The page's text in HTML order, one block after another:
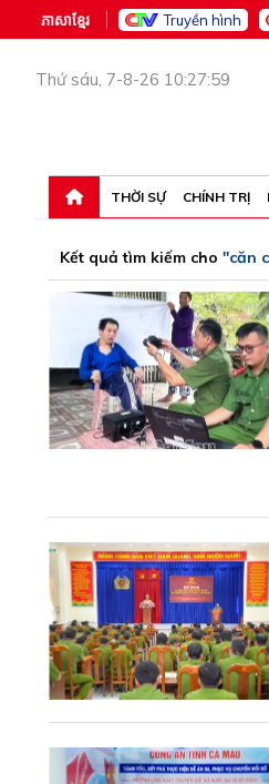
ភាសាខ្មែរ Truyền hình
Thứ sáu, 7-8-26 10:27:59
THỜI SỰ CHÍNH TRỊ
Kết quả tìm kiếm cho "căn